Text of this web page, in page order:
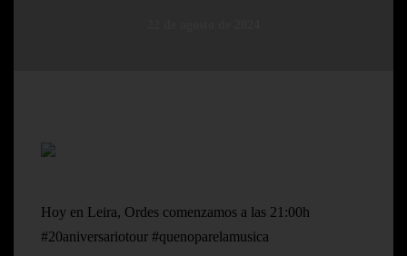
Hoy en Leira, Ordes comenzamos a las 21:00h
#20aniversariotour #quenoparelamusica